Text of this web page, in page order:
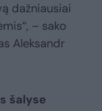
dažniausiai
– sako
Aleksandr
šalyse